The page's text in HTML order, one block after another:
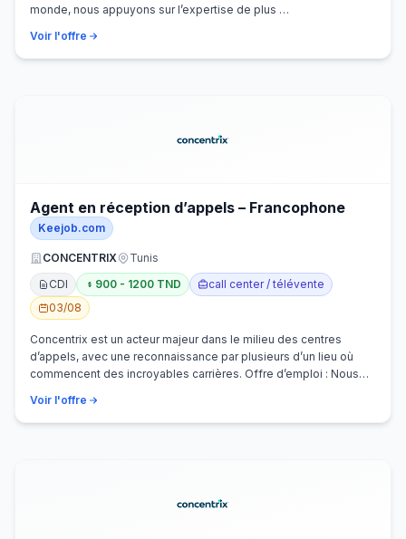
monde, nous appuyons sur l’expertise de plus …
Voir l'offre
Agent en réception d’appels – Francophone
Keejob.com
CONCENTRIX
Tunis
CDI
900 - 1200 TND
call center / télévente
03/08
Concentrix est un acteur majeur dans le milieu des centres
d’appels, avec une reconnaissance par plusieurs d’un lieu où
commencent des incroyables carrières. Offre d’emploi : Nous
Voir l'offre